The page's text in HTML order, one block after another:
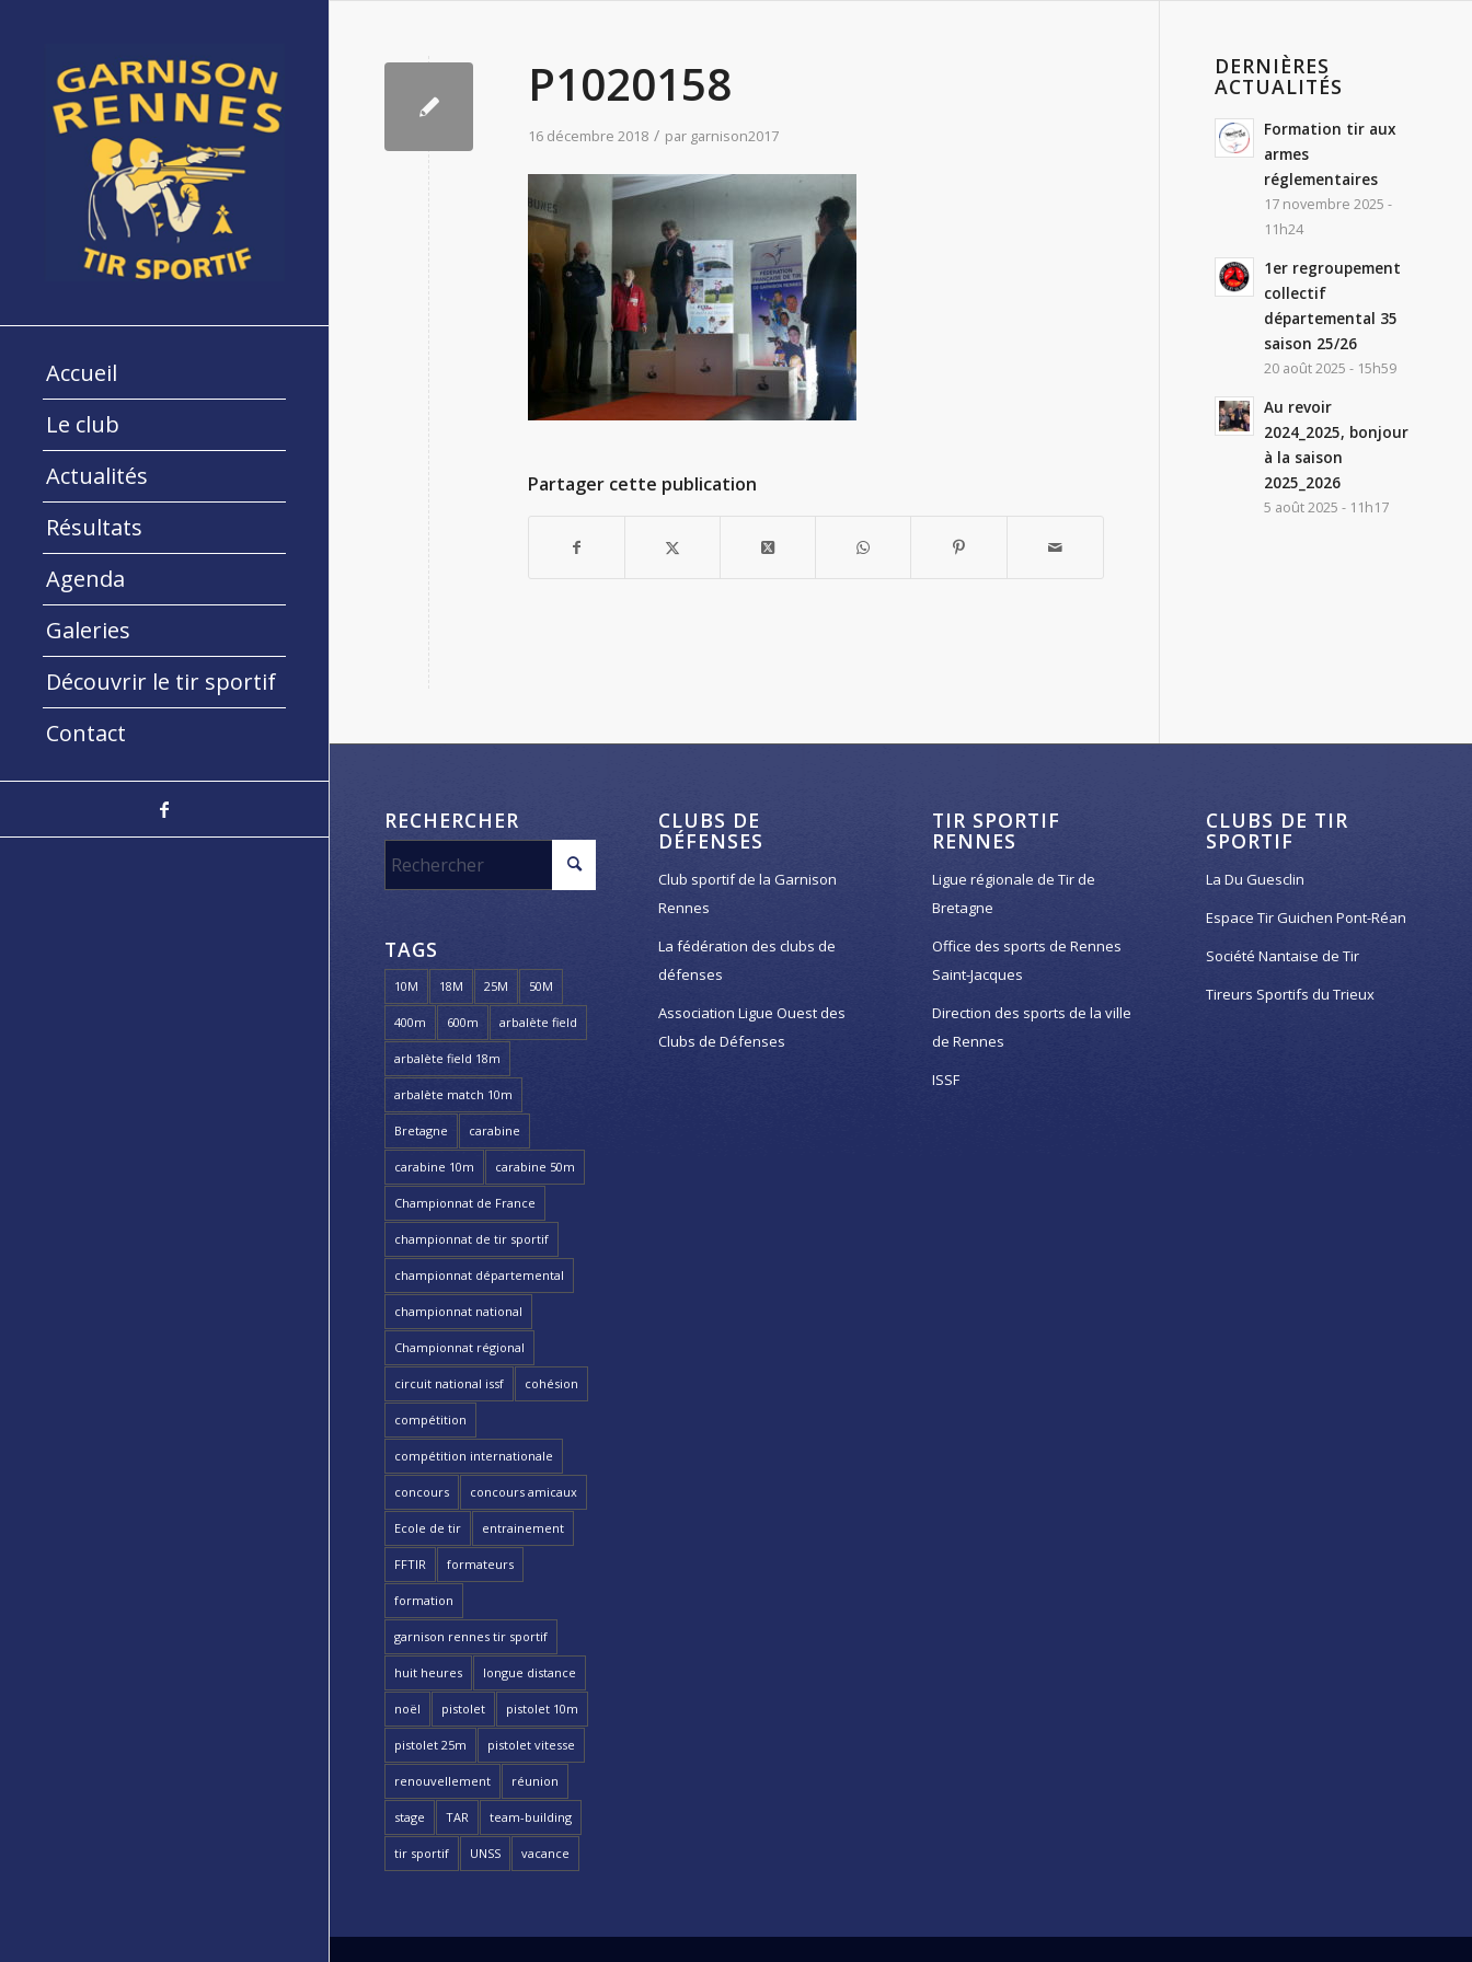
Accueil
Le club
Actualités
Résultats
Agenda
Galeries
Découvrir le tir sportif
Contact
P1020158
16 décembre 2018 / par garnison2017
Partager cette publication
DERNIÈRES
ACTUALITÉS
Formation tir aux
armes
réglementaires
17 novembre 2025 -
11h24
1er regroupement
collectif
départemental 35
saison 25/26
20 août 2025 - 15h59
Au revoir
2024_2025, bonjour
à la saison
2025_2026
5 août 2025 - 11h17
RECHERCHER
TAGS
10M 18M 25M 50M
400m 600m arbalète field
arbalète field 18m
arbalète match 10m
Bretagne carabine
carabine 10m carabine 50m
Championnat de France
championnat de tir sportif
championnat départemental
championnat national
Championnat régional
circuit national issf cohésion
compétition
compétition internationale
concours concours amicaux
Ecole de tir entrainement
FFTIR formateurs
formation
garnison rennes tir sportif
huit heures longue distance
noël pistolet pistolet 10m
pistolet 25m pistolet vitesse
renouvellement réunion
stage TAR team-building
tir sportif UNSS vacance
CLUBS DE
DÉFENSES
Club sportif de la Garnison
Rennes
La fédération des clubs de
défenses
Association Ligue Ouest des
Clubs de Défenses
TIR SPORTIF
RENNES
Ligue régionale de Tir de
Bretagne
Office des sports de Rennes
Saint-Jacques
Direction des sports de la ville
de Rennes
ISSF
CLUBS DE TIR
SPORTIF
La Du Guesclin
Espace Tir Guichen Pont-Réan
Société Nantaise de Tir
Tireurs Sportifs du Trieux